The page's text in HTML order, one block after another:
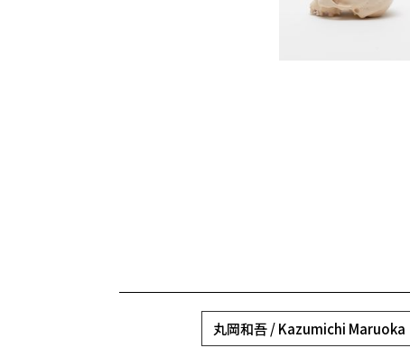
丸岡和吾 / Kazumichi Maruoka